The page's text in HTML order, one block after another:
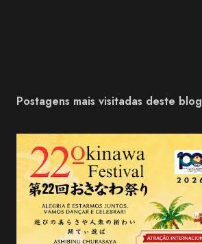
Postagens mais visitadas deste blog